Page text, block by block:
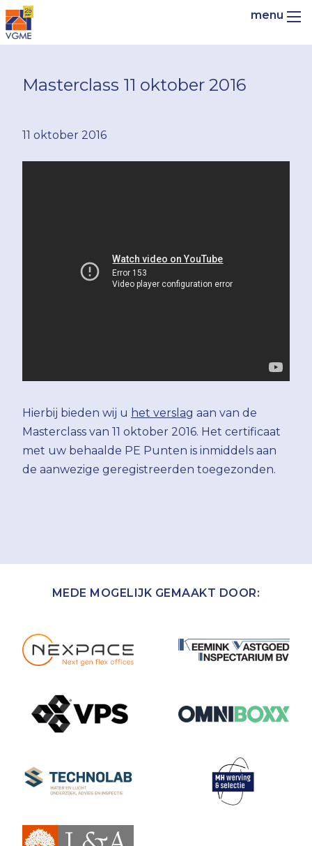
Masterclass 11 oktober 2016
11 oktober 2016
Hierbij bieden wij u het verslag aan van de
Masterclass van 11 oktober 2016. Het certificaat
met uw behaalde PE Punten is inmiddels aan
de aanwezige geregistreerden toegezonden.
MEDE MOGELIJK GEMAAKT DOOR: